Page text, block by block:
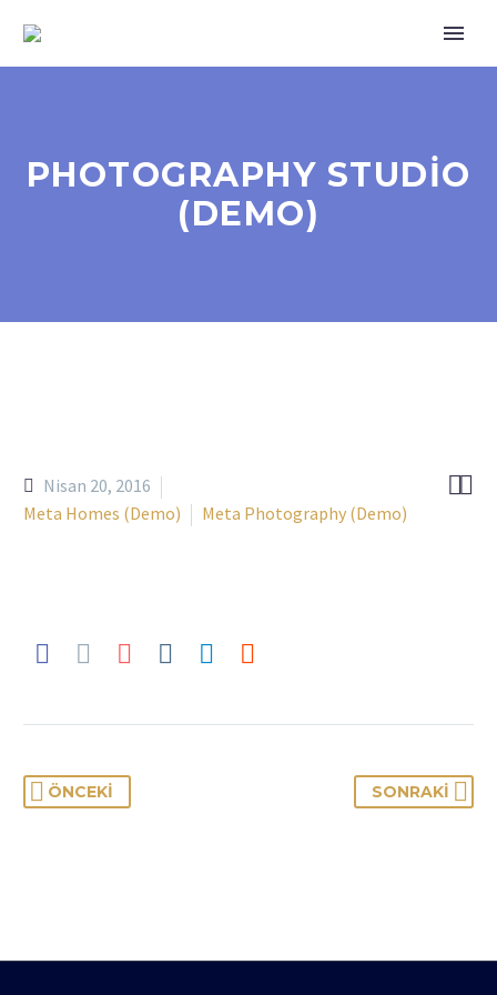
PHOTOGRAPHY STUDIO
(DEMO)

Nisan 20, 2016
Meta Homes (Demo)
Meta Photography (Demo)
ÖNCEKI SONRAKI